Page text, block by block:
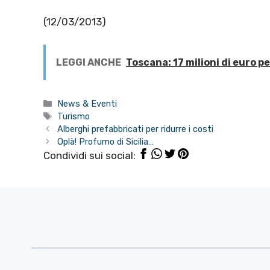
(12/03/2013)
LEGGI ANCHE Toscana: 17 milioni di euro
Categorie
News & Eventi
Tag
Turismo
Alberghi prefabbricati per ridurre i costi
Oplà! Profumo di Sicilia…
Condividi sui social: